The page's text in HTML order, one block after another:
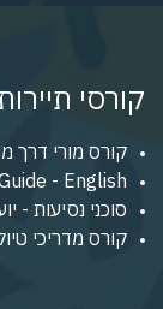
קורסי
קורס מורי דרך
- English
סוכני נסיעות -
קורס מדריכי